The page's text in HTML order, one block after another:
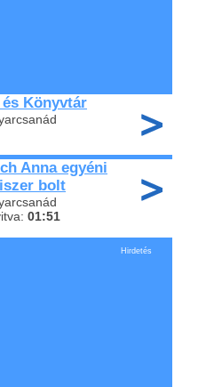
Könyvtár
Anna egyéni
bolt
01:51
Hirdetés